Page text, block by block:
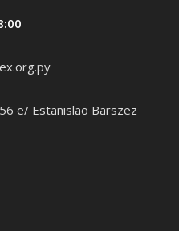
e/ Estanislao Barszez